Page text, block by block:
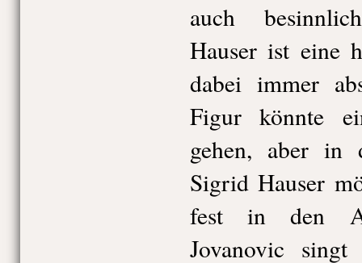
auch
Hauser ist eine
dabei immer
Figur könnte
gehen, aber in
Sigrid Hauser
fest in den
Jovanovic